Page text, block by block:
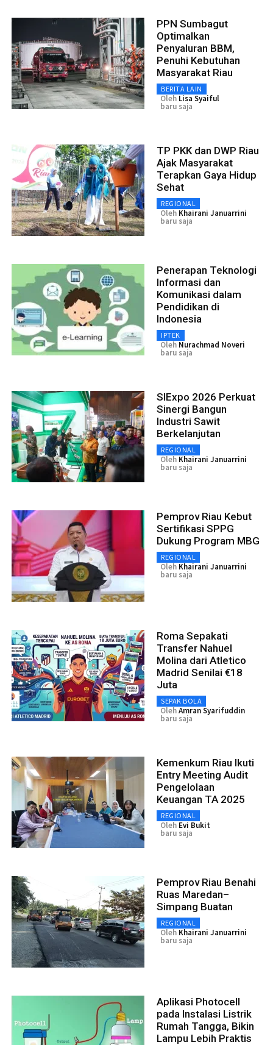
PPN Sumbagut
Optimalkan
Penyaluran BBM,
Penuhi Kebutuhan
Masyarakat Riau
BERITA LAIN
Oleh Lisa Syaiful
baru saja
TP PKK dan DWP Riau
Ajak Masyarakat
Terapkan Gaya Hidup
Sehat
REGIONAL
Oleh Khairani Januarrini
baru saja
Penerapan Teknologi
Informasi dan
Komunikasi dalam
Pendidikan di
Indonesia
IPTEK
Oleh Nurachmad Noveri
baru saja
SIExpo 2026 Perkuat
Sinergi Bangun
Industri Sawit
Berkelanjutan
REGIONAL
Oleh Khairani Januarrini
baru saja
Pemprov Riau Kebut
Sertifikasi SPPG
Dukung Program MBG
REGIONAL
Oleh Khairani Januarrini
baru saja
Roma Sepakati
Transfer Nahuel
Molina dari Atletico
Madrid Senilai €18
Juta
SEPAK BOLA
OlehAmran Syarifuddin
baru saja
Kemenkum Riau Ikuti
Entry Meeting Audit
Pengelolaan
Keuangan TA 2025
REGIONAL
Oleh Evi Bukit
baru saja
Pemprov Riau Benahi
Ruas Maredan–
Simpang Buatan
REGIONAL
Oleh Khairani Januarrini
baru saja
Aplikasi Photocell
pada Instalasi Listrik
Rumah Tangga, Bikin
Lampu Lebih Praktis